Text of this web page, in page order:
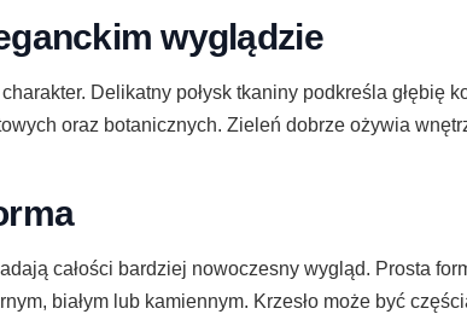
wyglądzie
Delikatny połysk tkaniny podkreśla głębię
oraz botanicznych. Zieleń dobrze ożywia
całości bardziej nowoczesny wygląd. Prosta
białym lub kamiennym. Krzesło może być